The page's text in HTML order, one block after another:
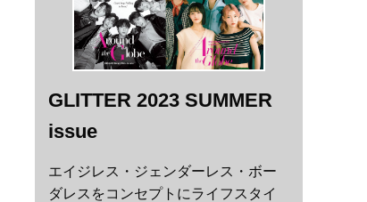
GLITTER 2023 SUMMER
issue
エイジレス・ジェンダーレス・ボー
ダレスをコンセプトにライフスタイ